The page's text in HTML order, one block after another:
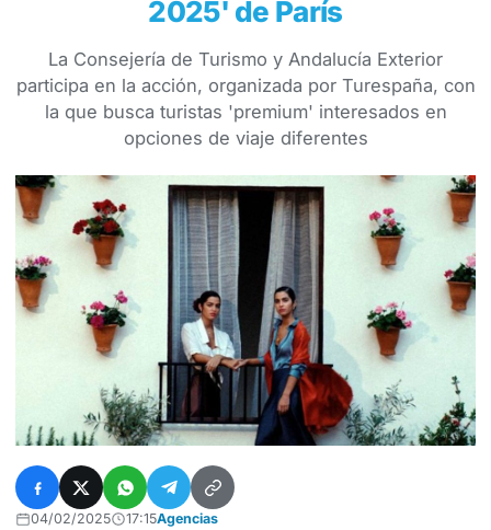
2025' de París
La Consejería de Turismo y Andalucía Exterior
participa en la acción, organizada por Turespaña, con
la que busca turistas 'premium' interesados en
opciones de viaje diferentes
04/02/2025 17:15Agencias